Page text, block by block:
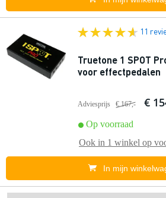
11
Truetone 1 SPOT
voor effectpedalen
Adviesprijs € 167,- €
Op voorraad
Ook in 1 winkel op
In mijn